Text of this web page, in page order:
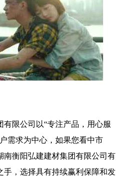
限公司以“专注产品，用心服
需求为中心，如果您看中市
南衡阳弘建建材集团有限公司有
手，选择具有持续赢利保障和发